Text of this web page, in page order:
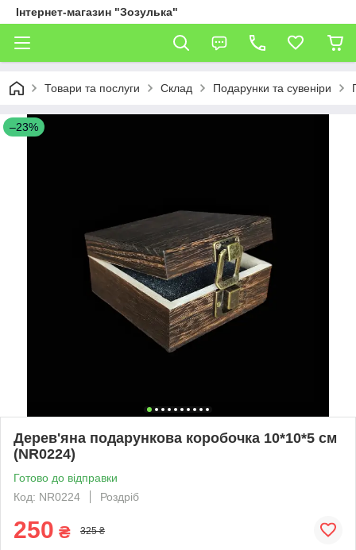
Інтернет-магазин "Зозулька"
Товари та послуги Склад Подарунки та сувеніри
–23%
Дерев'яна подарункова коробочка 10*10*5 см
(NR0224)
Готово до відправки
Код: NR0224
Роздріб
250 ₴ 325 ₴